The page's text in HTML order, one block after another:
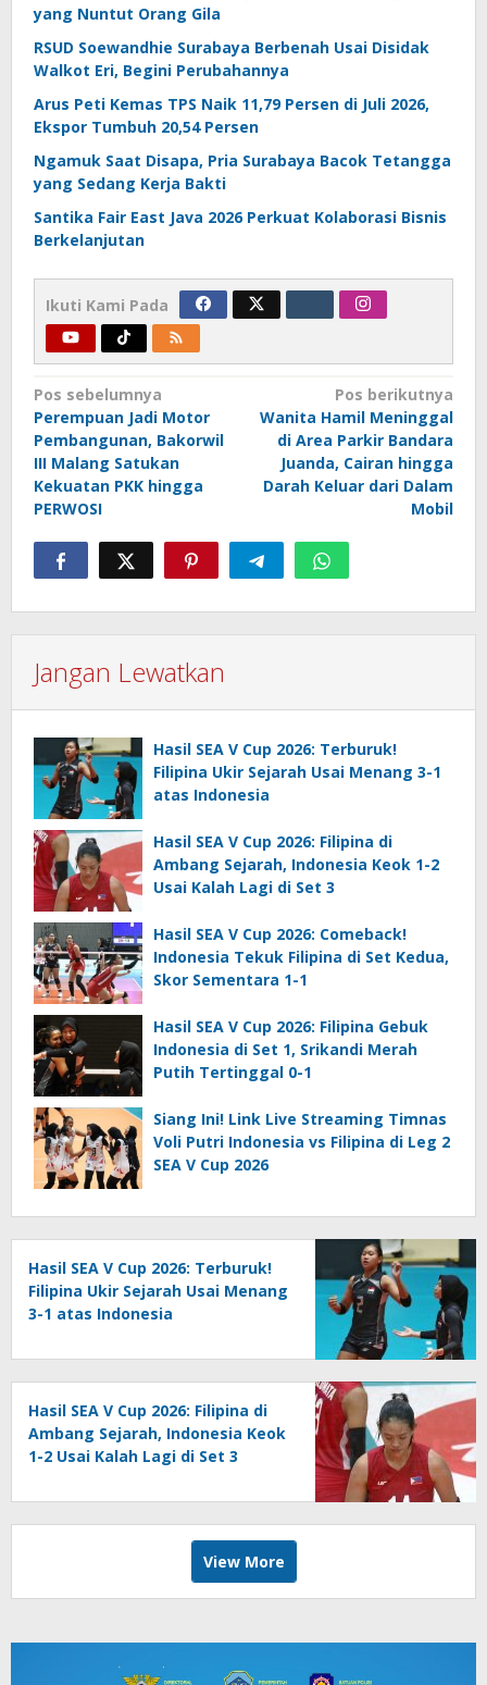
yang Nuntut Orang Gila
RSUD Soewandhie Surabaya Berbenah Usai Disidak
Walkot Eri, Begini Perubahannya
Arus Peti Kemas TPS Naik 11,79 Persen di Juli 2026,
Ekspor Tumbuh 20,54 Persen
Ngamuk Saat Disapa, Pria Surabaya Bacok Tetangga
yang Sedang Kerja Bakti
Santika Fair East Java 2026 Perkuat Kolaborasi Bisnis
Berkelanjutan
Ikuti Kami Pada
Navigasi
pos
Pos sebelumnya
Perempuan Jadi Motor
Pembangunan, Bakorwil
III Malang Satukan
Kekuatan PKK hingga
PERWOSI
Pos berikutnya
Wanita Hamil Meninggal
di Area Parkir Bandara
Juanda, Cairan hingga
Darah Keluar dari Dalam
Mobil
Jangan Lewatkan
Hasil SEA V Cup 2026: Terburuk!
Filipina Ukir Sejarah Usai Menang 3-1
atas Indonesia
Hasil SEA V Cup 2026: Filipina di
Ambang Sejarah, Indonesia Keok 1-2
Usai Kalah Lagi di Set 3
Hasil SEA V Cup 2026: Comeback!
Indonesia Tekuk Filipina di Set Kedua,
Skor Sementara 1-1
Hasil SEA V Cup 2026: Filipina Gebuk
Indonesia di Set 1, Srikandi Merah
Putih Tertinggal 0-1
Siang Ini! Link Live Streaming Timnas
Voli Putri Indonesia vs Filipina di Leg 2
SEA V Cup 2026
Hasil SEA V Cup 2026: Terburuk!
Filipina Ukir Sejarah Usai Menang
3-1 atas Indonesia
Hasil SEA V Cup 2026: Filipina di
Ambang Sejarah, Indonesia Keok
1-2 Usai Kalah Lagi di Set 3
View More